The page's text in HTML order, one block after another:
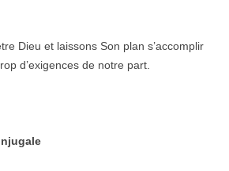
Dieu et laissons Son plan s’accomplir
d’exigences de notre part.